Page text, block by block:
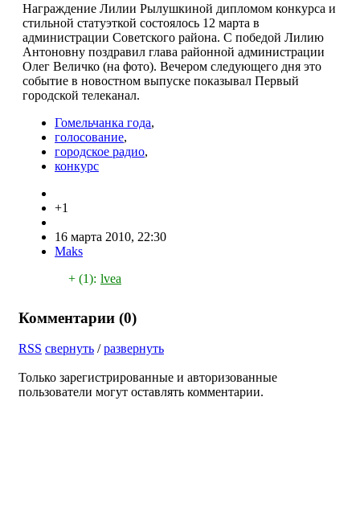
Награждение Лилии Рылушкиной дипломом конкурса и
стильной статуэткой состоялось 12 марта в
администрации Советского района. С победой Лилию
Антоновну поздравил глава районной администрации
Олег Величко (на фото). Вечером следующего дня это
событие в новостном выпуске показывал Первый
городской телеканал.
Гомельчанка года,
голосование,
городское радио,
конкурс
+1
16 марта 2010, 22:30
Maks
+ (1): lvea
Комментарии (0)
RSS свернуть /развернуть
Только зарегистрированные и авторизованные
пользователи могут оставлять комментарии.